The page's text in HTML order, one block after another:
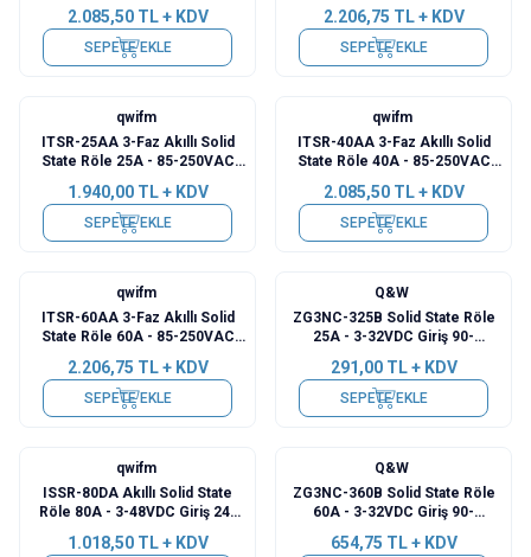
2.085,50TL + KDV
SEPETE EKLE
2.206,75 TL + KDV
SEPETE EKLE
qwifm
ITSR-25AA 3-Faz Akıllı Solid
State Röle 25A - 85-250VAC
1.940,00TL + KDV
SEPETE EKLE
qwifm
ITSR-40AA 3-Faz Akıllı Solid
State Röle 40A - 85-250VAC
2.085,50TL + KDV
SEPETE EKLE
qwifm
ITSR-60AA 3-Faz Akıllı Solid
State Röle 60A - 85-250VAC
2.206,75 TL + KDV
SEPETE EKLE
Q&W
ZG3NC-325B Solid State Röle
25A - 3-32VDC Giriş 90-
291,00TL + KDV
SEPETE EKLE
qwifm
ISSR-80DA Akıllı Solid State
Röle 80A - 3-48VDC Giriş 24-
1.018,50TL + KDV
Q&W
ZG3NC-360B Solid State Röle
60A - 3-32VDC Giriş 90-
654,75 TL + KDV